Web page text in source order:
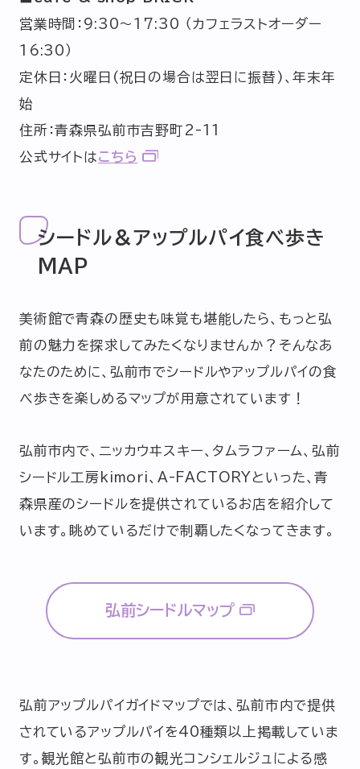
営業時間：9:30～17:30 （カフェラストオーダー
16:30）
定休日：火曜日(祝日の場合は翌日に振替)、年末年
始
住所：青森県弘前市吉野町2-11
公式サイトはこちら
シードル＆アップルパイ食べ歩き
MAP
美術館で青森の歴史も味覚も堪能したら、もっと弘
前の魅力を探求してみたくなりませんか？そんなあ
なたのために、弘前市でシードルやアップルパイの食
べ歩きを楽しめるマップが用意されています！
弘前市内で、ニッカウヰスキー、タムラファーム、弘前
シードル工房kimori、A-FACTORYといった、青
森県産のシードルを提供されているお店を紹介して
います。眺めているだけで制覇したくなってきます。
弘前シードルマップ
弘前アップルパイガイドマップでは、弘前市内で提供
されているアップルパイを40種類以上掲載していま
す。観光館と弘前市の観光コンシェルジュによる感